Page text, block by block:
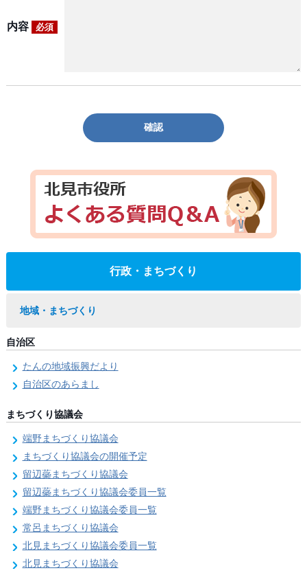
内容 必須
確認
行政・まちづくり
地域・まちづくり
自治区
たんの地域振興だより
自治区のあらまし
まちづくり協議会
端野まちづくり協議会
まちづくり協議会の開催予定
留辺蘂まちづくり協議会
留辺蘂まちづくり協議会委員一覧
端野まちづくり協議会委員一覧
常呂まちづくり協議会
北見まちづくり協議会委員一覧
北見まちづくり協議会